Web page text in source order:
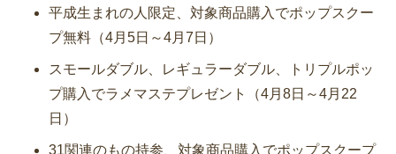
平成生まれの人限定、対象商品購入でポップスクー
プ無料（4月5日～4月7日）
スモールダブル、レギュラーダブル、トリプルポッ
プ購入でラメマステプレゼント（4月8日～4月22
日）
31関連のもの持参、対象商品購入でポップスクープ